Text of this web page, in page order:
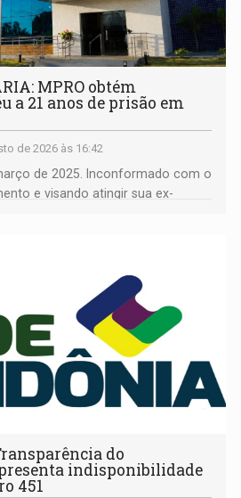
MPRO obtém
a 21 anos de prisão em
de 2026 às 16:42
de 2025. Inconformado com o
e visando atingir sua ex-
do
indisponibilidade
451